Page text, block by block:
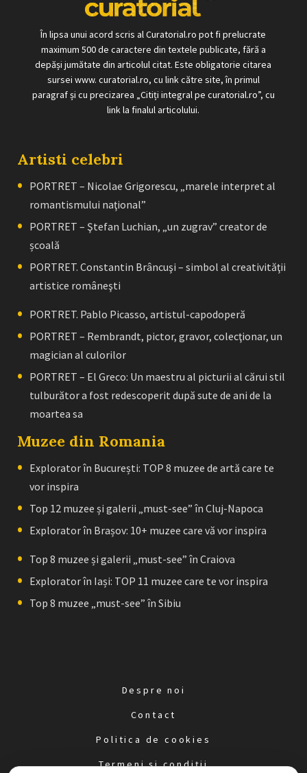
În lipsa unui acord scris al Curatorial.ro pot fi prelucrate
maximum 500 de caractere din textele publicate, fără a
depăși jumătate din articolul citat. Este obligatorie citarea
sursei www. curatorial.ro, cu link către site, în primul
paragraf și cu precizarea „Citiți integral pe curatorial.ro”, cu
link la finalul articolului.
Artisti celebri
PORTRET – Nicolae Grigorescu, „marele interpret al
romantismului naţional”
PORTRET – Ştefan Luchian, „un zugrav” creator de
școală
PORTRET. Constantin Brâncuşi – simbol al creativităţii
artistice româneşti
PORTRET. Pablo Picasso, artistul-capodoperă
PORTRET – Rembrandt, pictor, gravor, colecţionar, un
magician al culorilor
PORTRET – El Greco: Un maestru al picturii al cărui stil
tulburător a fost redescoperit după sute de ani de la
moartea sa
Muzee din Romania
Explorator în București: TOP 8 muzee de artă care te
vor inspira
Top 12 muzee și galerii „must-see” în Cluj-Napoca
Explorator în Brașov: 10+ muzee care vă vor inspira
Top 8 muzee și galerii „must-see” în Craiova
Explorator în Iași: TOP 11 muzee care te vor inspira
Top 8 muzee „must-see” în Sibiu
Despre noi
Contact
Politica de cookies
Termeni și condiții